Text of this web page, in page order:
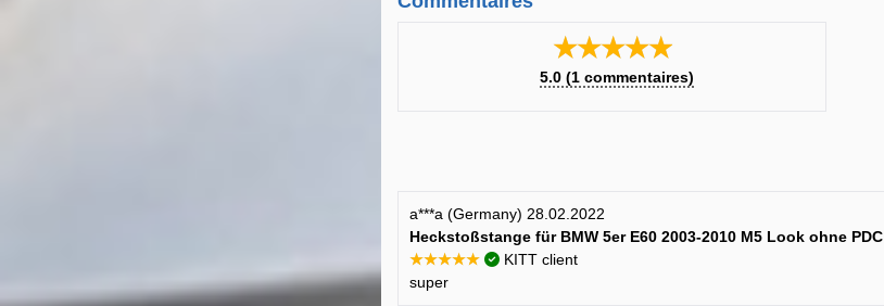
★★★★★
5.0(1commentaires)
a***a (Germany) 28.02.2022
Heckstoßstange für BMW 5er E60 2003-2010 M5 Look ohne PDC
★★★★★
KITT client
super